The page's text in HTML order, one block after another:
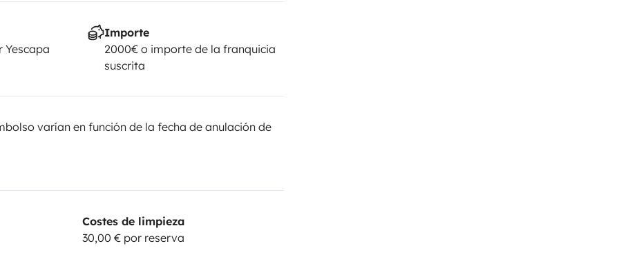
Yescapa
Importe
2000€ o importe de la franquicia
suscrita
varían en función de la fecha de anulación de
Costes de limpieza
30,00 € por reserva